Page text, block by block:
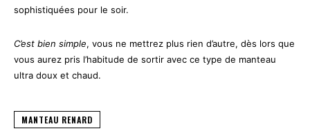
sophistiquées pour le soir.
C’est bien simple, vous ne mettrez plus rien d’autre, dès lors que
vous aurez pris l’habitude de sortir avec ce type de manteau
ultra doux et chaud.
MANTEAU RENARD